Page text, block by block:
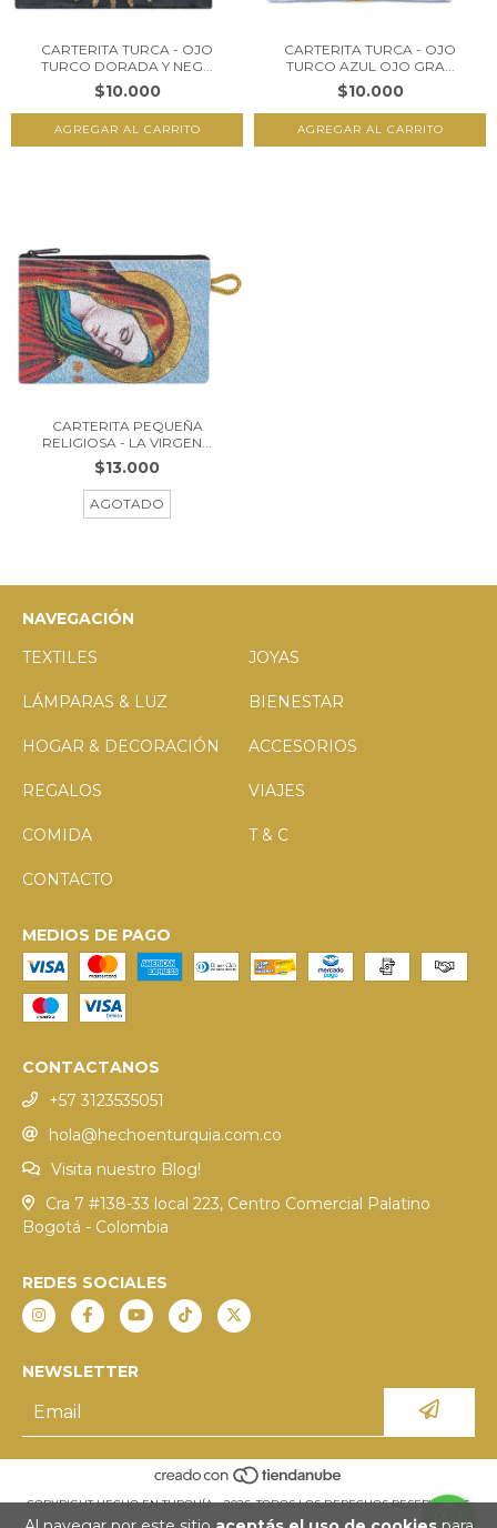
CARTERITA TURCA - OJO
TURCO DORADA Y NEG...
$10.000
CARTERITA TURCA - OJO
TURCO AZUL OJO GRA...
$10.000
CARTERITA PEQUEÑA
RELIGIOSA - LA VIRGEN...
$13.000
AGOTADO
NAVEGACIÓN
TEXTILES
JOYAS
LÁMPARAS & LUZ BIENESTAR
HOGAR & DECORACIÓN ACCESORIOS
REGALOS VIAJES
COMIDA T & C
CONTACTO
MEDIOS DE PAGO
CONTACTANOS
+57 3123535051
hola@hechoenturquia.com.co
Visita nuestro Blog!
Cra 7 #138-33 local 223, Centro Comercial Palatino
Bogotá - Colombia
REDES SOCIALES
NEWSLETTER
COPYRIGHT HECHO EN TURQUÍA - 2026. TODOS LOS DERECHOS RESERVADOS.